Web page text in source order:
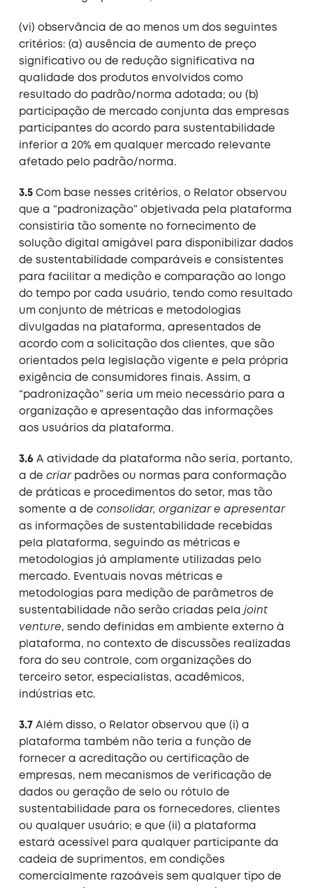
(vi) observância de ao menos um dos seguintes
critérios: (a) ausência de aumento de preço
significativo ou de redução significativa na
qualidade dos produtos envolvidos como
resultado do padrão/norma adotada; ou (b)
participação de mercado conjunta das empresas
participantes do acordo para sustentabilidade
inferior a 20% em qualquer mercado relevante
afetado pelo padrão/norma.
3.5 Com base nesses critérios, o Relator observou
que a “padronização” objetivada pela plataforma
consistiria tão somente no fornecimento de
solução digital amigável para disponibilizar dados
de sustentabilidade comparáveis e consistentes
para facilitar a medição e comparação ao longo
do tempo por cada usuário, tendo como resultado
um conjunto de métricas e metodologias
divulgadas na plataforma, apresentados de
acordo com a solicitação dos clientes, que são
orientados pela legislação vigente e pela própria
exigência de consumidores finais. Assim, a
“padronização” seria um meio necessário para a
organização e apresentação das informações
aos usuários da plataforma.
3.6A atividade da plataforma não seria, portanto,
a de criar padrões ou normas para conformação
de práticas e procedimentos do setor, mas tão
somente a de consolidar, organizar e apresentar
as informações de sustentabilidade recebidas
pela plataforma, seguindo as métricas e
metodologias já amplamente utilizadas pelo
mercado. Eventuais novas métricas e
metodologias para medição de parâmetros de
sustentabilidade não serão criadas pela joint
venture, sendo definidas em ambiente externo à
plataforma, no contexto de discussões realizadas
fora do seu controle, com organizações do
terceiro setor, especialistas, acadêmicos,
indústrias etc.
3.7 Além disso, o Relator observou que (i) a
plataforma também não teria a função de
fornecer a acreditação ou certificação de
empresas, nem mecanismos de verificação de
dados ou geração de selo ou rótulo de
sustentabilidade para os fornecedores, clientes
ou qualquer usuário; e que (ii) a plataforma
estará acessível para qualquer participante da
cadeia de suprimentos, em condições
comercialmente razoáveis sem qualquer tipo de